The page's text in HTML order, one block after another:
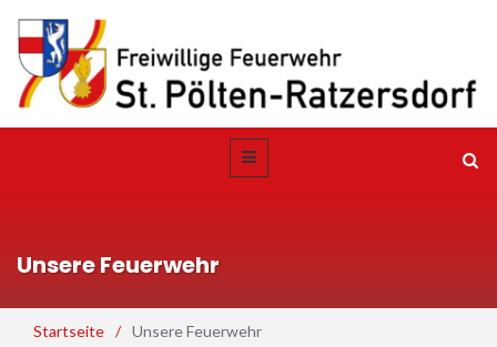
Unsere Feuerwehr
Startseite / Unsere Feuerwehr